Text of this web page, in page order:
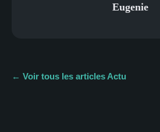
Eugenie
← Voir tous les articles Actu